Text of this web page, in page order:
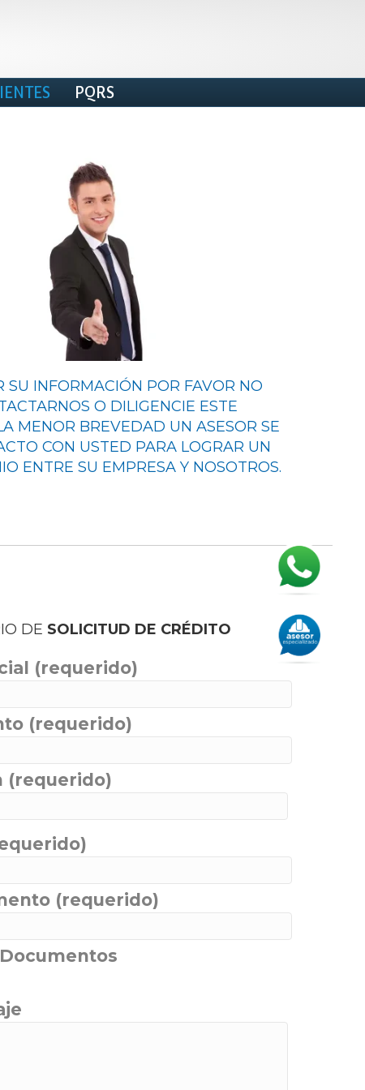
PQRS
SU INFORMACIÓN POR FAVOR NO
O DILIGENCIE ESTE
MENOR BREVEDAD UN ASESOR SE
CON USTED PARA LOGRAR UN
ENTRE SU EMPRESA Y NOSOTROS.
DE SOLICITUD DE CRÉDITO
(requerido)
(requerido)
(requerido)
(requerido)